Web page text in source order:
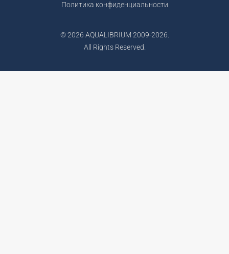
Политика конфиденциальности
© 2026 AQUALIBRIUM 2009-2026.
All Rights Reserved.